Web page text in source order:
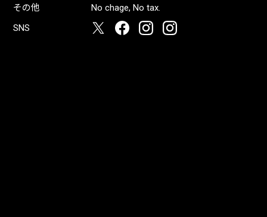
その他
No chage, No tax.
SNS